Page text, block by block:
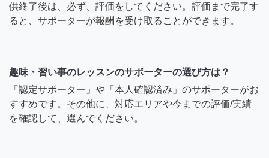
供終了後は、必ず、評価をしてください。評価まで完了す
ると、サポーターが報酬を受け取ることができます。
趣味・習い事のレッスンのサポーターの選び方は？
「認定サポーター」や「本人確認済み」のサポーターがお
すすめです。その他に、対応エリアや今までの評価/実績
を確認して、選んでください。